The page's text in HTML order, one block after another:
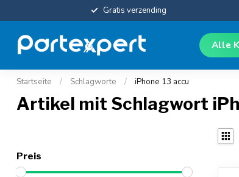
Gratis verzending
Alle
Startseite / Schlagworte / iPhone 13 accu
Artikel mit Schlagwort
Preis